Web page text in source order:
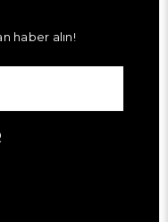
haber alın!